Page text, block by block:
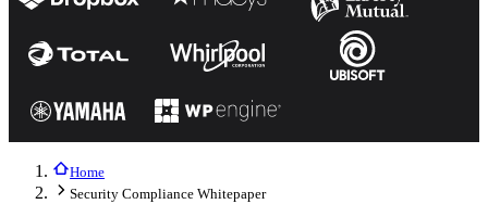
Home
Security Compliance Whitepaper